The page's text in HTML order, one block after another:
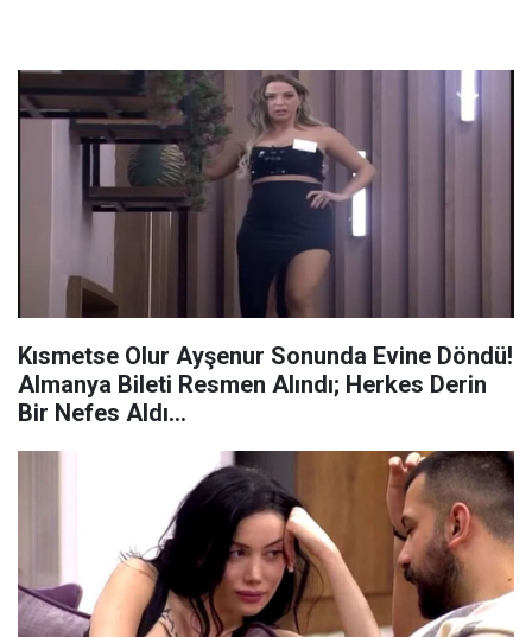
Kısmetse Olur Ayşenur Sonunda Evine Döndü!
Almanya Bileti Resmen Alındı; Herkes Derin
Bir Nefes Aldı…